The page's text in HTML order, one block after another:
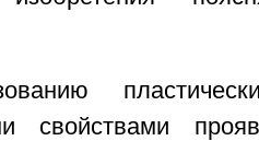
свойствами